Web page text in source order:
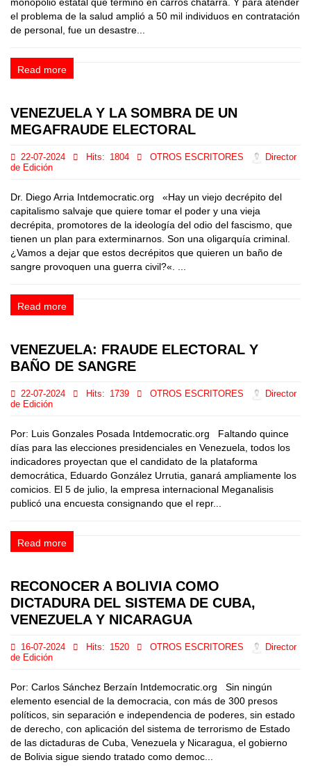
el problema de la salud amplió a 50 mil individuos en contratación
de personal, fue un desastre...
Read more
VENEZUELA Y LA SOMBRA DE UN
MEGAFRAUDE ELECTORAL
22-07-2024 Hits: 1804 OTROS ESCRITORES
Director
de Edición
Dr. Diego Arria Intdemocratic.org «Hay un viejo decrépito del
capitalismo salvaje que quiere tomar el poder y una vieja
decrépita, promotores de la ideología del odio del fascismo, que
tienen un plan para exterminarnos. Son una oligarquía criminal.
¿Vamos a dejar que estos decrépitos que quieren un baño de
sangre provoquen una guerra civil?«. ...
Read more
VENEZUELA: FRAUDE ELECTORAL Y
BAÑO DE SANGRE
22-07-2024 Hits: 1739 OTROS ESCRITORES
Director
de Edición
Por: Luis Gonzales Posada Intdemocratic.org Faltando quince
días para las elecciones presidenciales en Venezuela, todos los
indicadores proyectan que el candidato de la plataforma
democrática, Eduardo González Urrutia, ganará ampliamente los
comicios. El 5 de julio, la empresa internacional Meganalisis
publicó una encuesta consignando que el repr...
Read more
RECONOCER A BOLIVIA COMO
DICTADURA DEL SISTEMA DE CUBA,
VENEZUELA Y NICARAGUA
16-07-2024 Hits: 1520 OTROS ESCRITORES
Director
de Edición
Por: Carlos Sánchez Berzaín Intdemocratic.org Sin ningún
elemento esencial de la democracia, con más de 300 presos
políticos, sin separación e independencia de poderes, sin estado
de derecho, con aplicación del sistema de terrorismo de Estado
de las dictaduras de Cuba, Venezuela y Nicaragua, el gobierno
de Bolivia sigue siendo tratado como democ...